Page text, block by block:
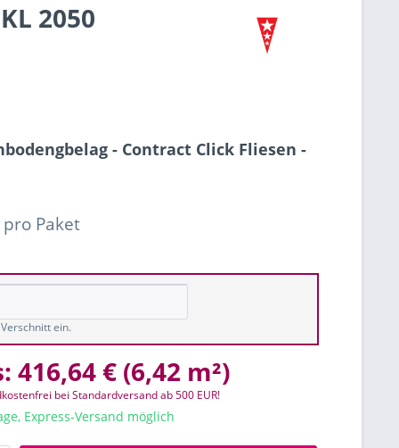
2050
- Contract Click Fliesen -
Paket
ein.
416,64 € (6,42 m²)
bei Standardversand ab 500 EUR!
Express-Versand möglich